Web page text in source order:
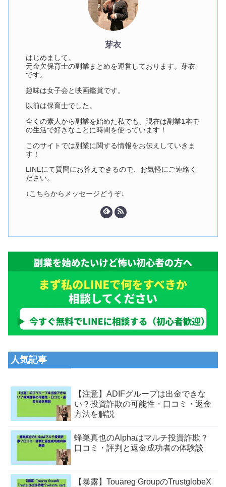
芽衣
はじめまして。
元金欠保育士の副業まとめを運営しております。芽衣
です。
趣味は女子会と映画鑑賞です。
以前は保育士でした。
全くの素人から副業を始めた私でも、現在は副業1本で
の生活で好きなことに時間を使っています！
このサイトでは副業に関する情報をお伝えしていきま
す！
LINEにて質問にお答えできるので、お気軽にご連絡く
ださい。
↓こちらからメッセージどうぞ↓
人気記事
【注意】ADIFグループは出金できな
い？投資詐欺の可能性・口コミ・返金
方法を解説
蜂巣真也のAlphaはマルチ投資詐欺？
口コミ・評判と返金成功者の体験談
【暴露】Touareg GroupのTrustglobeX